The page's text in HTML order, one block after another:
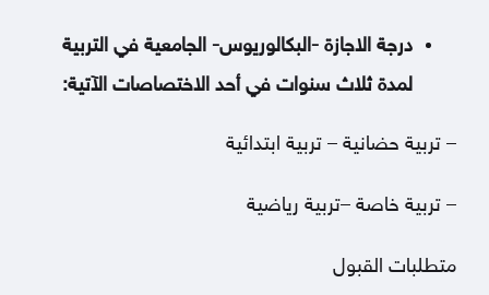
درجة الاجازة -البكالوريوس- الجامعية في التربية
لمدة ثلاث سنوات في أحد الاختصاصات الآتية:
– تربية حضانية – تربية ابتدائية
– تربية خاصة –تربية رياضية
متطلبات القبول